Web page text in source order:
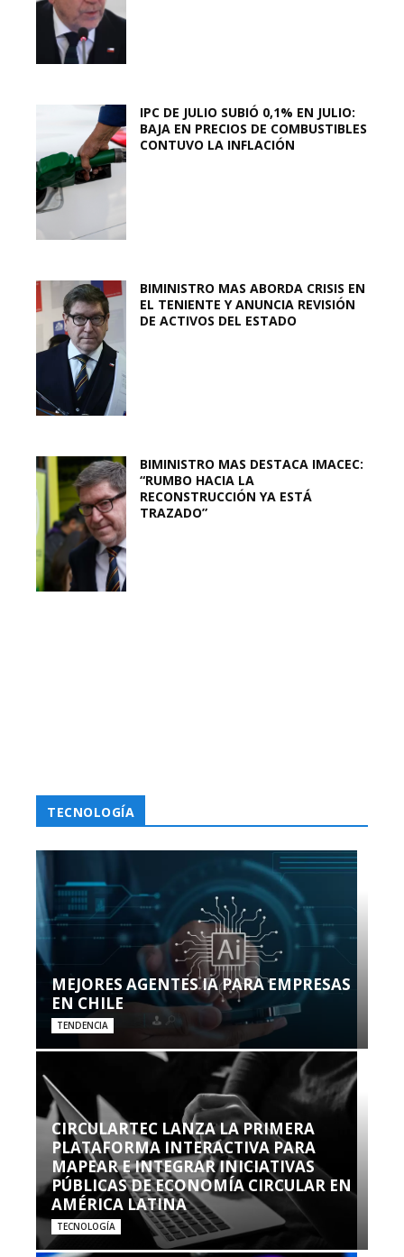
IPC DE JULIO SUBIÓ 0,1% EN JULIO:
BAJA EN PRECIOS DE COMBUSTIBLES
CONTUVO LA INFLACIÓN
BIMINISTRO MAS ABORDA CRISIS EN
EL TENIENTE Y ANUNCIA REVISIÓN
DE ACTIVOS DEL ESTADO
BIMINISTRO MAS DESTACA IMACEC:
“RUMBO HACIA LA
RECONSTRUCCIÓN YA ESTÁ
TRAZADO”
TECNOLOGÍA
MEJORES AGENTES IA PARA EMPRESAS
EN CHILE
TENDENCIA
CIRCULARTEC LANZA LA PRIMERA
PLATAFORMA INTERACTIVA PARA
MAPEAR E INTEGRAR INICIATIVAS
PÚBLICAS DE ECONOMÍA CIRCULAR EN
AMÉRICA LATINA
TECNOLOGÍA